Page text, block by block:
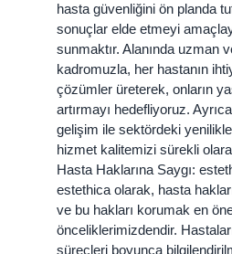
hasta güvenliğini ön planda
sonuçlar elde etmeyi
sunmaktır. Alanında uzman
kadromuzla, her hastanın
çözümler üreterek, onların
artırmayı hedefliyoruz.
gelişim ile sektördeki
hizmet kalitemizi sürekli
Hasta Haklarına Saygı:
estethica olarak, hasta
ve bu hakları korumak en
önceliklerimizdendir.
süreçleri boyunca